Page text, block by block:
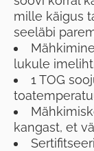
mille käigus
seeläbi
lukule
1 TOG
kangast, et